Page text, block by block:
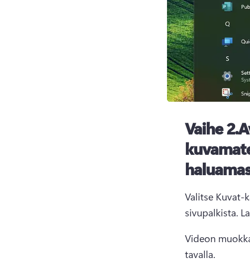
Vaihe 2.
Valitse Kuvat-
sivupalkista.
Videon
tavalla.